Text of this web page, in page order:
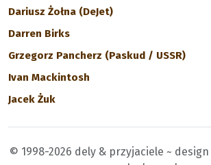
Dariusz Żołna (DeJet)
Darren Birks
Grzegorz Pancherz (Paskud / USSR)
Ivan Mackintosh
Jacek Żuk
© 1998-2026 dely & przyjaciele ~